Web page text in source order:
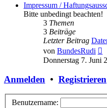
Impressum /
Bitte unbedingt beachten!
3 Themen
3 Beiträge
Letzter Beitrag
von BundesRudi
Donnerstag 7. Juni
Anmelden • Registrieren
Benutzername: